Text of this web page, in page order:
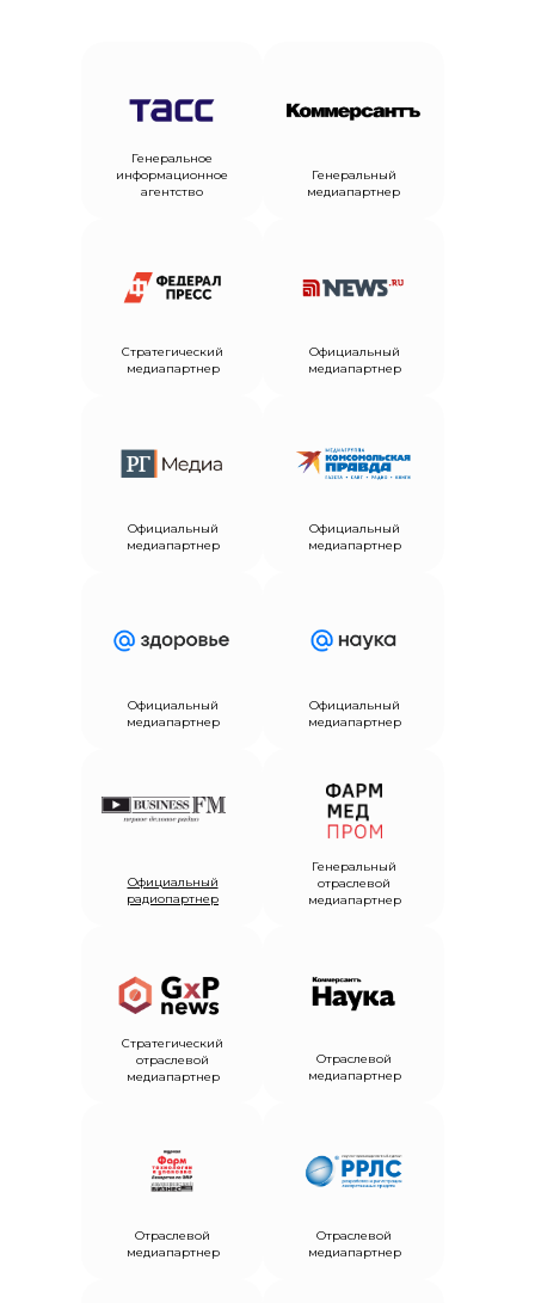
Генеральное
информационное
агентство
Генеральный
медиапартнер
Стратегический
медиапартнер
Официальный
медиапартнер
Официальный
медиапартнер
Официальный
медиапартнер
Официальный
медиапартнер
Официальный
медиапартнер
Официальный
радиопартнер
Генеральный
отраслевой
медиапартнер
Стратегический
отраслевой
медиапартнер
Отраслевой
медиапартнер
Отраслевой
медиапартнер
Отраслевой
медиапартнер